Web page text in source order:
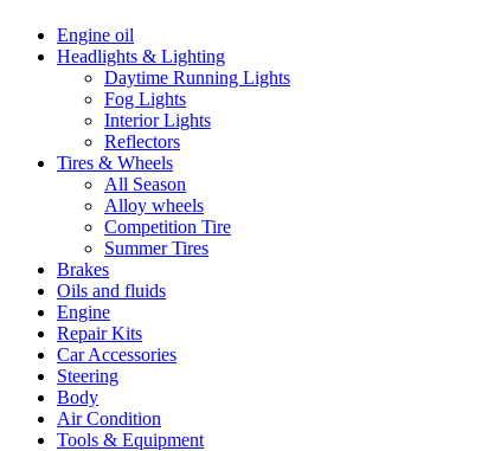
Engine oil
Headlights & Lighting
Daytime Running Lights
Fog Lights
Interior Lights
Reflectors
Tires & Wheels
All Season
Alloy wheels
Competition Tire
Summer Tires
Brakes
Oils and fluids
Engine
Repair Kits
Car Accessories
Steering
Body
Air Condition
Tools & Equipment